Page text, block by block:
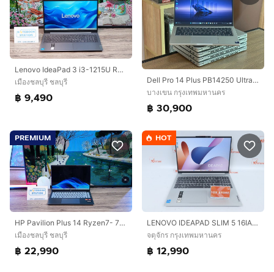
Lenovo IdeaPad 3 i3-1215U Ram16 SSD512 จอ15.6 FHD สเปคดี ทำงานเก่ง มีแป้นตัวเลขแยก ดีไซน์สวยบางเบา เครื่องพร้อมใช้งาน ขายในราคาเพียง 9,490.-
เมืองชลบุรี ชลบุรี
฿ 9,490
Dell Pro 14 Plus PB14250 Ultra 7-255U SSD512GB RAM16GB DDR5 Win 11Pro คีย์ไฟ สินค้ามือสอง สำหรับงานคำนวน งานประสิทธิภาพสูง งานสำนักงาน ประกั
บางเขน กรุงเทพมหานคร
฿ 30,900
PREMIUM
HP Pavilion Plus 14 Ryzen7- 7840U Ram16 SSD1TB จอ14.0 WUXGA สเปคสูง คีย์บอร์ดไฟ ดีไซน์สวย บางเบา มีประกันศูนย์ ขายเพียง 22,990.-
เมืองชลบุรี ชลบุรี
฿ 22,990
HOT
LENOVO IDEAPAD SLIM 5 16IAH8 Core i5-12450H Ram16GB.512GB
จตุจักร กรุงเทพมหานคร
฿ 12,990